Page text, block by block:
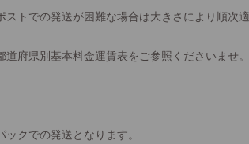
ストでの発送が困難な場合は大きさにより順次
府県別基本料金運賃表をご参照くださいませ。
クでの発送となります。